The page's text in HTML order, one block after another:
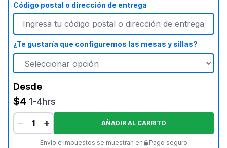
Código postal o dirección de entrega
¿Te gustaría que configuremos las mesas y sillas?
Desde
$4 1-4hrs
−
+ AÑADIR AL CARRITO
Envío e impuestos se muestran en Pago seguro